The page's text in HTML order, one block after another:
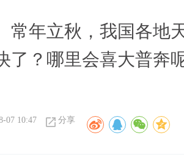
常年立秋，我国各地
了？哪里会喜大普奔
07 10:47 分享